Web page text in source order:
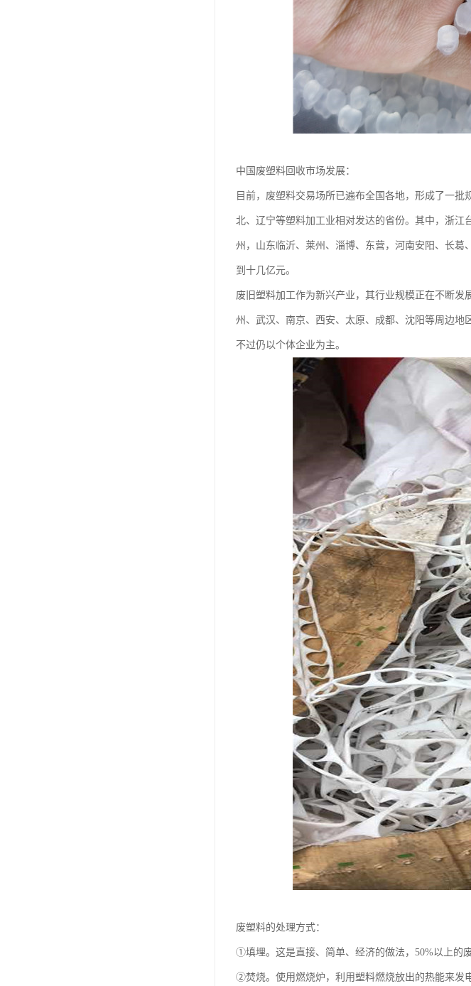
中国废塑料回收市场发展：
目前，废塑料交易场所已遍布全国各地，形成了一
北、辽宁等塑料加工业相对发达的省份。其中，浙
州，山东临沂、莱州、淄博、东营，河南安阳、长
到十几亿元。
废旧塑料加工作为新兴产业，其行业规模正在不断
州、武汉、南京、西安、太原、成都、沈阳等周边地
不过仍以个体企业为主。
废塑料的处理方式：
①填埋。这是直接、简单、经济的做法，50%以上的
②焚烧。使用燃烧炉，利用塑料燃烧放出的热能来发电